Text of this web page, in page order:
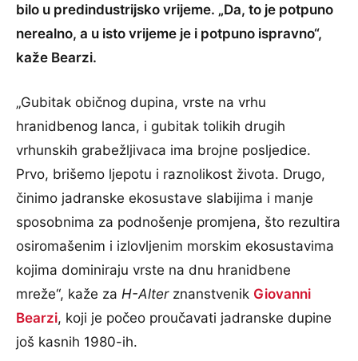
bilo u predindustrijsko vrijeme. „Da, to je potpuno
nerealno, a u isto vrijeme je i potpuno ispravno“,
kaže Bearzi.
„Gubitak običnog dupina, vrste na vrhu
hranidbenog lanca, i gubitak tolikih drugih
vrhunskih grabežljivaca ima brojne posljedice.
Prvo, brišemo ljepotu i raznolikost života. Drugo,
činimo jadranske ekosustave slabijima i manje
sposobnima za podnošenje promjena, što rezultira
osiromašenim i izlovljenim morskim ekosustavima
kojima dominiraju vrste na dnu hranidbene
mreže“, kaže za H-Alterznanstvenik Giovanni
Bearzi, koji je počeo proučavati jadranske dupine
još kasnih 1980-ih.